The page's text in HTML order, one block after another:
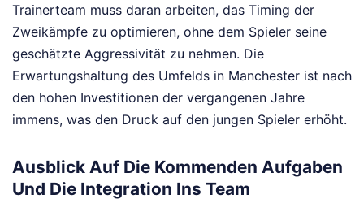
Trainerteam muss daran arbeiten, das Timing der
Zweikämpfe zu optimieren, ohne dem Spieler seine
geschätzte Aggressivität zu nehmen. Die
Erwartungshaltung des Umfelds in Manchester ist nach
den hohen Investitionen der vergangenen Jahre
immens, was den Druck auf den jungen Spieler erhöht.
Ausblick Auf Die Kommenden Aufgaben
Und Die Integration Ins Team